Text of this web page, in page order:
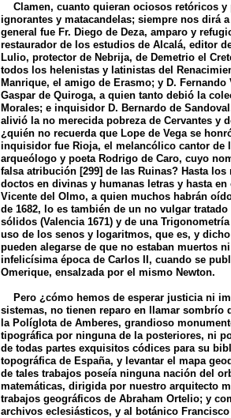
Clamen, cuanto quieran ociosos retóricos
ignorantes y matacandelas; siempre nos dirá
general fue Fr. Diego de Deza, amparo y
restaurador de los estudios de Alcalá, editor
Lulio, protector de Nebrija, de Demetrio el
todos los helenistas y latinistas del
Manrique, el amigo de Erasmo; y D.
Gaspar de Quiroga, a quien tanto debió la
Morales; e inquisidor D. Bernardo de
alivió la no merecida pobreza de Cervantes y
¿quién no recuerda que Lope de Vega se
inquisidor fue Rioja, el melancólico cantor
arqueólogo y poeta Rodrigo de Caro, cuyo
falsa atribución [299] de las Ruinas? Hasta
doctos en divinas y humanas letras y hasta
Vicente del Olmo, a quien muchos habrán
de 1682, lo es también de un no vulgar
sólidos (Valencia 1671) y de una
uso de los senos y logaritmos, que es, y
pueden alegarse de que no estaban muertos
infelicísima época de Carlos II, cuando se
Omerique, ensalzada por el mismo Newton.
Pero ¿cómo hemos de esperar justicia ni
sistemas, no tienen reparo en llamar sombrío
la Políglota de Amberes, grandioso
tipográfica por ninguna de la posteriores, ni
de todas partes exquisitos códices para su
topográfica de España, y levantar el mapa
de tales trabajos poseía ninguna nación del
matemáticas, dirigida por nuestro arquitecto
trabajos geográficos de Abraham Ortelio; y
archivos eclesiásticos, y al botánico